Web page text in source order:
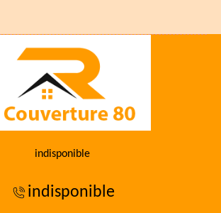
indisponible
indisponible